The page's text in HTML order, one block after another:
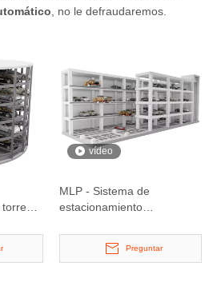
, no le defraudaremos.
vídeo
MLP - Sistema de
estacionamiento
estacionamiento de
espacio de ahorro de
Preguntar